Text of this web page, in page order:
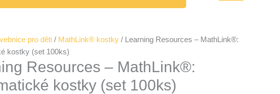
pro děti / MathLink® kostky / Learning Resources – MathLink®:
kostky (set 100ks)
Resources – MathLink®:
kostky (set 100ks)